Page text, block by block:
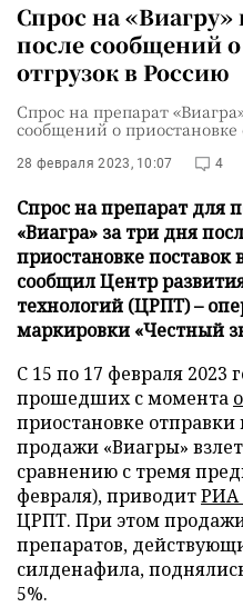
Спрос на
после сообщений
отгрузок в Россию
Спрос на препарат
сообщений о приостановке
28 февраля 2023, 10:07 4
Спрос на препарат для
«Виагра» за три дня
приостановке поставок
сообщил Центр
технологий (ЦРПТ) –
маркировки «Честный
С 15 по 17 февраля 2023
прошедших с момента
приостановке отправки
продажи «Виагры»
сравнению с тремя
февраля), приводитРИА
ЦРПТ. При этом
препаратов,
силденафила,
5%.